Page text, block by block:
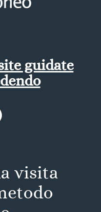
guidate
visita